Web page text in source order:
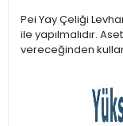
Pei Yay Çeliği
ile yapılmalıdır.
vereceğinden